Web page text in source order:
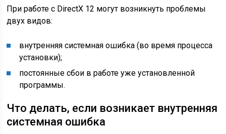
При работе с DirectX 12 могут возникнуть проблемы
двух видов:
внутренняя системная ошибка (во время процесса
установки);
постоянные сбои в работе уже установленной
программы.
Что делать, если возникает внутренняя
системная ошибка